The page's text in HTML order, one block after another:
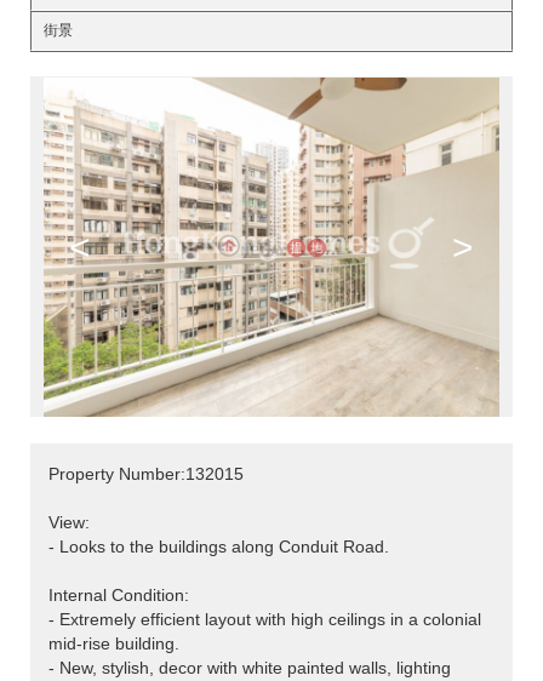
街景
< >
Property Number:132015
View:
- Looks to the buildings along Conduit Road.
Internal Condition:
- Extremely efficient layout with high ceilings in a colonial
mid-rise building.
- New, stylish, decor with white painted walls, lighting